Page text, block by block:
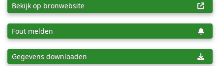
Bekijk op bronwebsite
Fout melden
Gegevens downloaden